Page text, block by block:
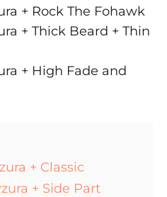
+ Rock The Fohawk
+ Thick Beard + Thin
+ High Fade and
+ Classic
+ Side Part